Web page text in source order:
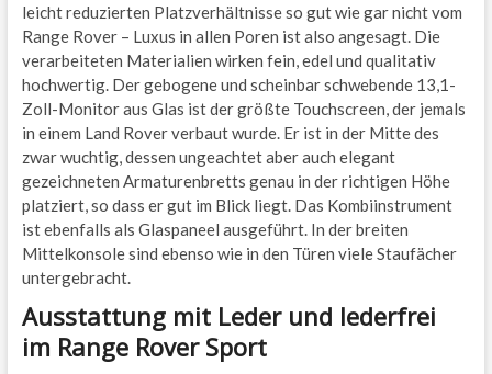
leicht reduzierten Platzverhältnisse so gut wie gar nicht vom
Range Rover – Luxus in allen Poren ist also angesagt. Die
verarbeiteten Materialien wirken fein, edel und qualitativ
hochwertig. Der gebogene und scheinbar schwebende 13,1-
Zoll-Monitor aus Glas ist der größte Touchscreen, der jemals
in einem Land Rover verbaut wurde. Er ist in der Mitte des
zwar wuchtig, dessen ungeachtet aber auch elegant
gezeichneten Armaturenbretts genau in der richtigen Höhe
platziert, so dass er gut im Blick liegt. Das Kombiinstrument
ist ebenfalls als Glaspaneel ausgeführt. In der breiten
Mittelkonsole sind ebenso wie in den Türen viele Staufächer
untergebracht.
Ausstattung mit Leder und lederfrei
im Range Rover Sport